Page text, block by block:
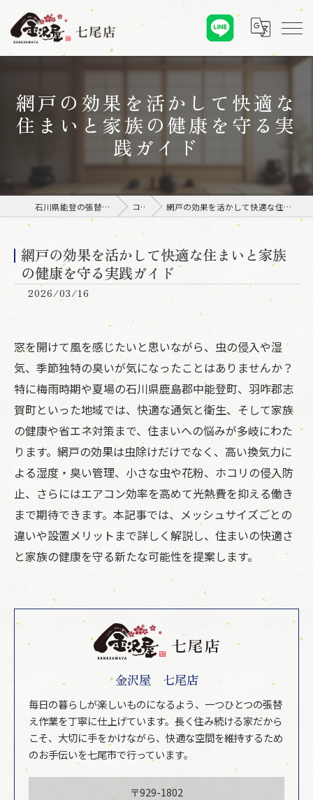
網戸の効果を活かして快適な
住まいと家族の健康を守る実
践ガイド
石川県能登の張替えなら金沢屋 七尾店 コラム 網戸の効果を活かして快適な住まいと家族の健康を守る実践ガイド
網戸の効果を活かして快適な住まいと家族
の健康を守る実践ガイド
2026/03/16
窓を開けて風を感じたいと思いながら、虫の侵入や湿
気、季節独特の臭いが気になったことはありませんか？
特に梅雨時期や夏場の石川県鹿島郡中能登町、羽咋郡志
賀町といった地域では、快適な通気と衛生、そして家族
の健康や省エネ対策まで、住まいへの悩みが多岐にわた
ります。網戸の効果は虫除けだけでなく、高い換気力に
よる湿度・臭い管理、小さな虫や花粉、ホコリの侵入防
止、さらにはエアコン効率を高めて光熱費を抑える働き
まで期待できます。本記事では、メッシュサイズごとの
違いや設置メリットまで詳しく解説し、住まいの快適さ
と家族の健康を守る新たな可能性を提案します。
金沢屋 七尾店
毎日の暮らしが楽しいものになるよう、一つひとつの張替
え作業を丁寧に仕上げています。長く住み続ける家だから
こそ、大切に手をかけながら、快適な空間を維持するため
のお手伝いを七尾市で行っています。
〒929-1802